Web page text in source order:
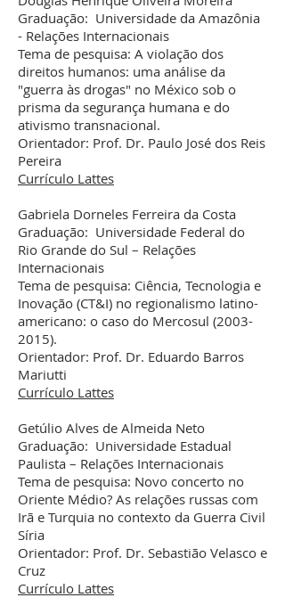
Graduação: Universidade da Amazônia
- Relações Internacionais
Tema de pesquisa: A violação dos
direitos humanos: uma análise da
"guerra às drogas" no México sob o
prisma da segurança humana e do
ativismo transnacional.
Orientador: Prof. Dr. Paulo José dos Reis
Pereira
Currículo Lattes
Gabriela Dorneles Ferreira da Costa
Graduação: Universidade Federal do
Rio Grande do Sul – Relações
Internacionais
Tema de pesquisa: Ciência, Tecnologia e
Inovação (CT&I) no regionalismo latino-
americano: o caso do Mercosul (2003-
2015).
Orientador: Prof. Dr. Eduardo Barros
Mariutti
Currículo Lattes
Getúlio Alves de Almeida Neto
Graduação: Universidade Estadual
Paulista – Relações Internacionais
Tema de pesquisa: Novo concerto no
Oriente Médio? As relações russas com
Irã e Turquia no contexto da Guerra Civil
Síria
Orientador: Prof. Dr. Sebastião Velasco e
Cruz
Currículo Lattes